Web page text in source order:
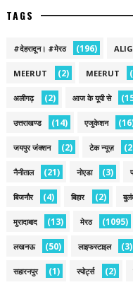
TAGS
#देहरादून। #मेरठ (196)
MEERUT (2) MEERUT
अलीगढ़ (2) आज के यूपी से
उत्तराखण्ड (14) एजुकेशन
जयपुर जंक्शन (2) टेक न्यूज़
नैनीताल (21) नोएडा (3)
बिजनौर (4) बिहार (2)
मुरादाबाद (13) मेरठ (1095)
लखनऊ (50) लाइफस्टाइल (3)
सहारनपुर (1) स्पोर्ट्स (2)